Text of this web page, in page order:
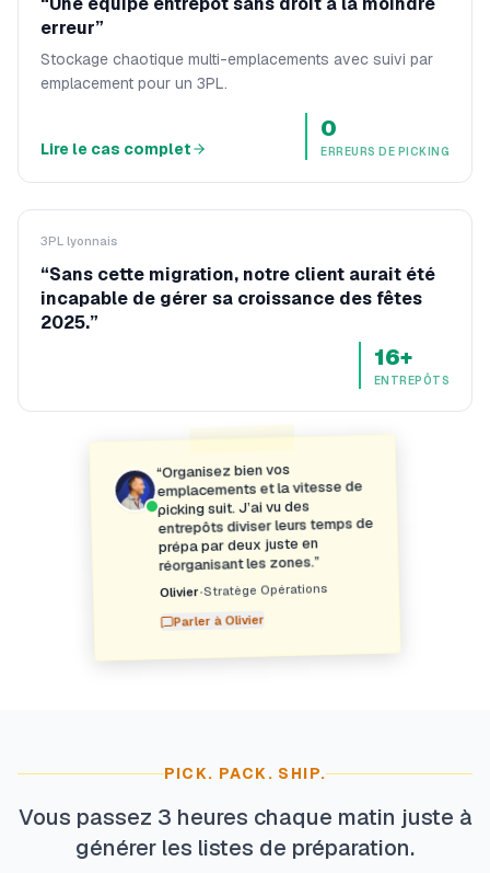
erreur”
Stockage chaotique multi-emplacements avec suivi par
emplacement pour un 3PL.
Lire le cas complet
0
ERREURS DE PICKING
3PL lyonnais
“Sans cette migration, notre client aurait été
incapable de gérer sa croissance des fêtes
2025.”
16+
ENTREPÔTS
“Organisez bien vos
emplacements et la vitesse de
picking suit. J’ai vu des
entrepôts diviser leurs temps de
prépa par deux juste en
réorganisant les zones.”
Olivier•Stratège Opérations
Parler à Olivier
PICK. PACK. SHIP.
Vous passez 3 heures chaque matin juste à
générer les listes de préparation.